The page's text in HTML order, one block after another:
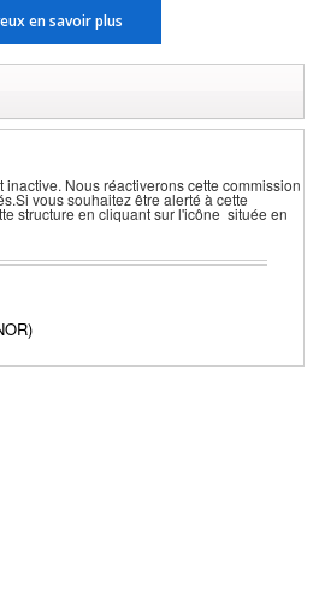
en savoir plus
inactive. Nous réactiverons cette commission
vous souhaitez être alerté à cette
structure en cliquant sur l'icône située en